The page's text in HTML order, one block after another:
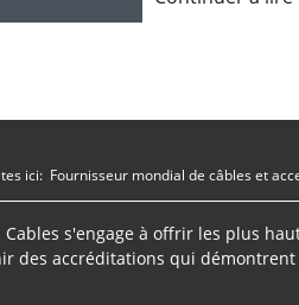
ici: Fournisseur mondial de câbles et
Cables s'engage à offrir les plus
des accréditations qui démontrent